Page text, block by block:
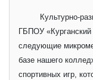
Культурно-
ГБПОУ «Курганский
следующие
базе нашего
спортивных игр,